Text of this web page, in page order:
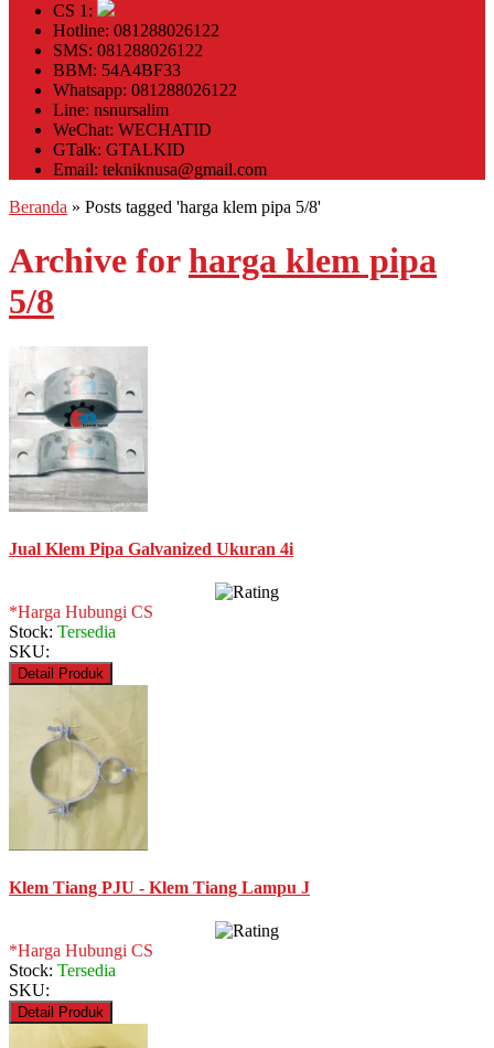
CS 1:
Hotline: 081288026122
SMS: 081288026122
BBM: 54A4BF33
Whatsapp: 081288026122
Line: nsnursalim
WeChat: WECHATID
GTalk: GTALKID
Email: tekniknusa@gmail.com
Beranda » Posts tagged 'harga klem pipa 5/8'
Archive forharga klem pipa
5/8
Jual Klem Pipa Galvanized Ukuran 4i
*Harga Hubungi CS
Stock: Tersedia
SKU:
Detail Produk
Klem Tiang PJU - Klem Tiang Lampu J
*Harga Hubungi CS
Stock: Tersedia
SKU:
Detail Produk